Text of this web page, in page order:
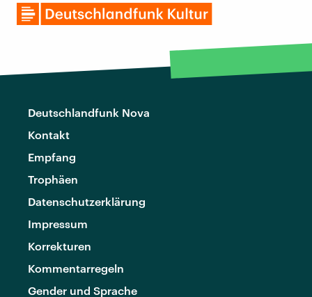
Deutschlandfunk Nova
Kontakt
Empfang
Trophäen
Datenschutzerklärung
Impressum
Korrekturen
Kommentarregeln
Gender und Sprache